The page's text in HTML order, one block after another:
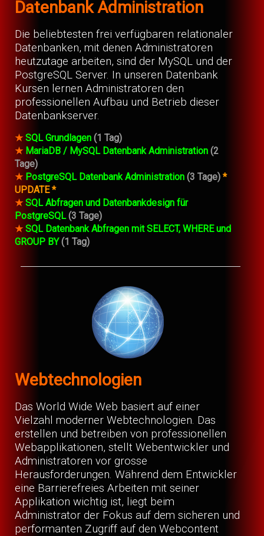
Datenbank Administration
Die beliebtesten frei verfügbaren relationaler
Datenbanken, mit denen Administratoren
heutzutage arbeiten, sind der MySQL und der
PostgreSQL Server. In unseren Datenbank
Kursen lernen Administratoren den
professionellen Aufbau und Betrieb dieser
Datenbankserver.
★SQL Grundlagen (1 Tag)
★ MariaDB / MySQL Datenbank Administration (2
Tage)
★ PostgreSQL Datenbank Administration (3 Tage) *
UPDATE *
★SQL Abfragen und Datenbankdesign für
PostgreSQL(3 Tage)
★SQL Datenbank Abfragen mit SELECT, WHERE und
GROUP BY(1 Tag)
Webtechnologien
Das World Wide Web basiert auf einer
Vielzahl moderner Webtechnologien. Das
erstellen und betreiben von professionellen
Webapplikationen, stellt Webentwickler und
Administratoren vor grosse
Herausforderungen. Während dem Entwickler
eine Barrierefreies Arbeiten mit seiner
Applikation wichtig ist, liegt beim
Administrator der Fokus auf dem sicheren und
performanten Zugriff auf den Webcontent